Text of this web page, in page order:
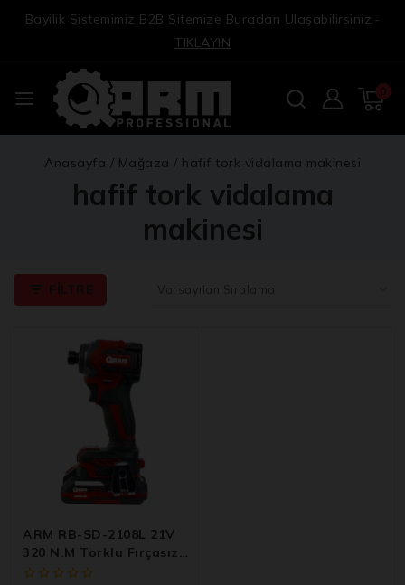
Bayilik Sistemimiz B2B Sitemize Buradan Ulaşabilirsiniz.-
TIKLAYIN
0
Anasayfa / Mağaza / hafif tork vidalama makinesi
hafif tork vidalama
makinesi
FILTRE
ARM RB-SD-2108L 21V
320 N.m Torklu Fırçasız
Şarjlı Tork Vidalama